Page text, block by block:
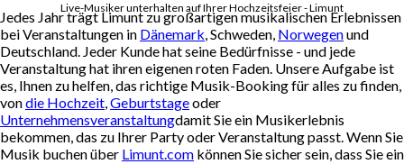
Live-Musiker unterhalten auf Ihrer Hochzeitsfeier - Limunt
Jedes Jahr trägt Limunt zu großartigen musikalischen Erlebnissen
bei Veranstaltungen in Dänemark, Schweden, Norwegenund
Deutschland. Jeder Kunde hat seine Bedürfnisse - und jede
Veranstaltung hat ihren eigenen roten Faden. Unsere Aufgabe ist
es, Ihnen zu helfen, das richtige Musik-Booking für alles zu finden,
vondie Hochzeit,Geburtstageoder
Unternehmensveranstaltungdamit Sie ein Musikerlebnis
bekommen, das zu Ihrer Party oder Veranstaltung passt. Wenn Sie
Musik buchen über Limunt.com können Sie sicher sein, dass Sie ein